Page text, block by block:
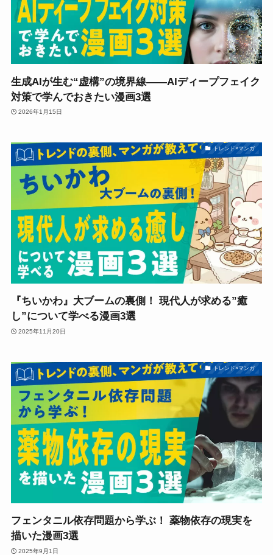
生成AIが生む“虚構”の境界線――AIディープフェイク
対策で学んでおきたい漫画3選
2026年1月15日
トレンド×マンガ
『ちいかわ』大ブームの裏側！ 現代人が求める”癒
し”について学べる漫画3選
2025年11月20日
トレンド×マンガ
フェンタニル依存問題から学ぶ！ 薬物依存の現実を
描いた漫画3選
2025年9月1日